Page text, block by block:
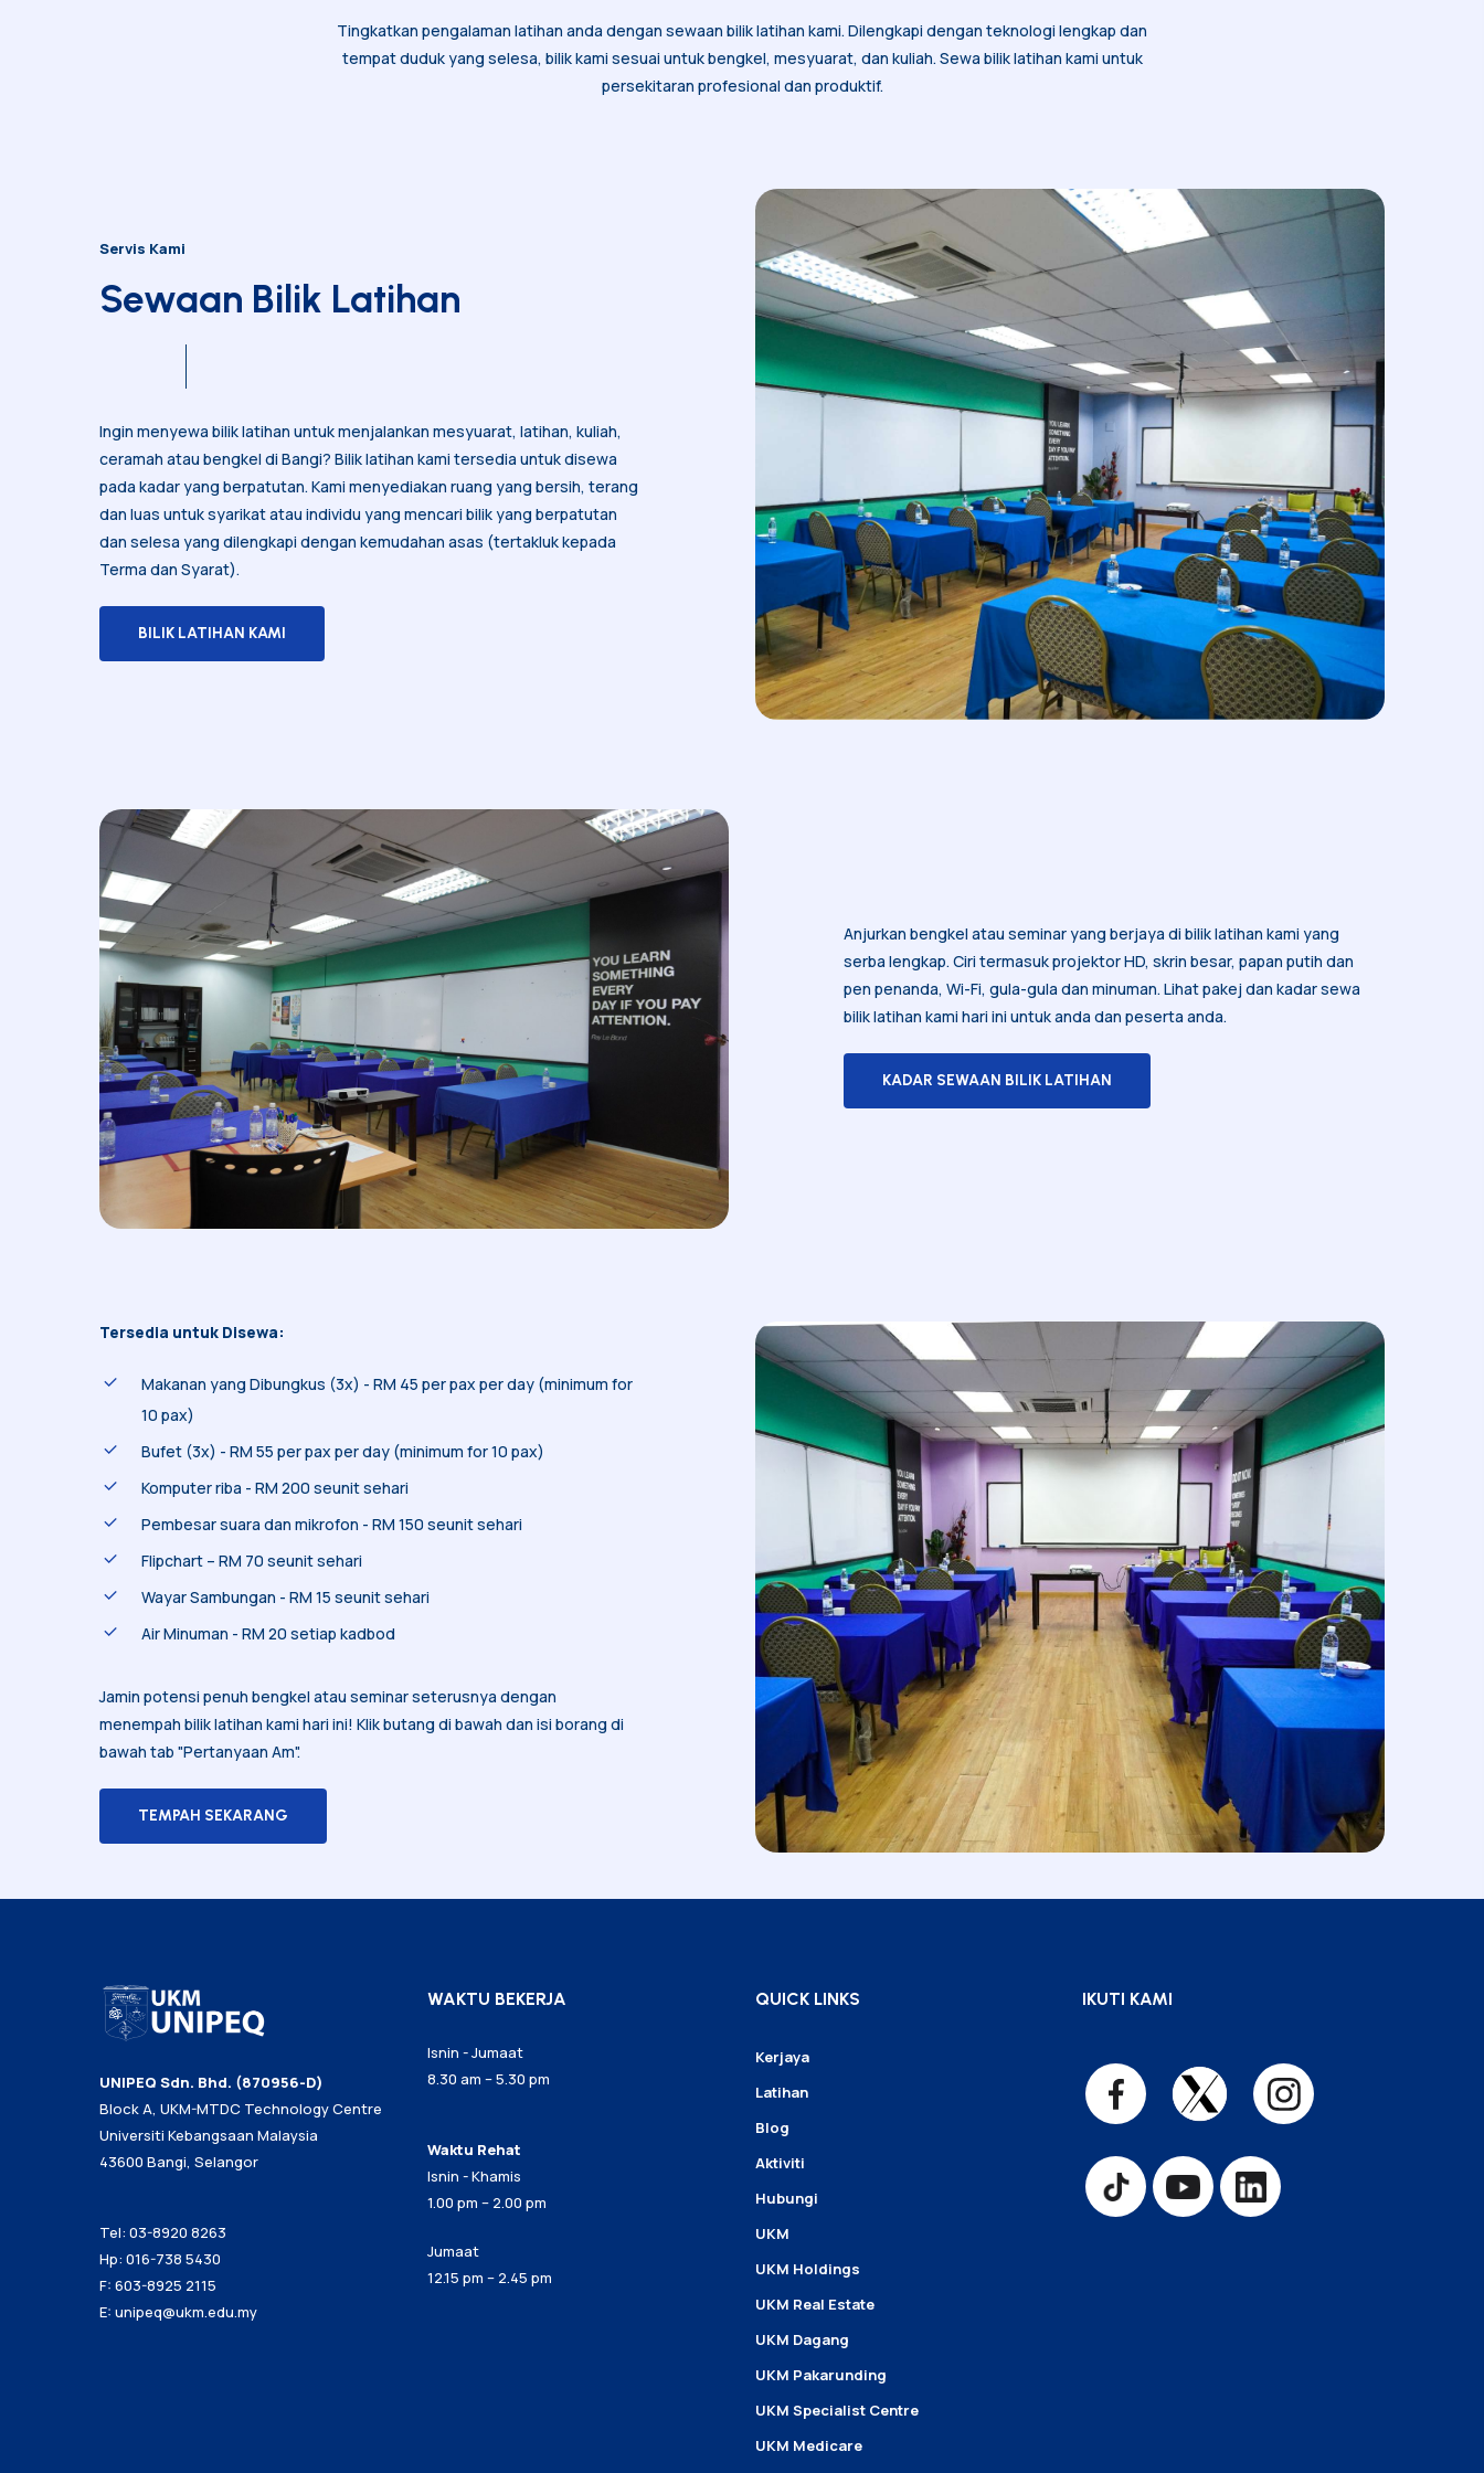
Sewaan Bilik Latihan
Tingkatkan pengalaman latihan anda dengan sewaan bilik latihan kami. Dilengkapi dengan teknologi lengkap dan
tempat duduk yang selesa, bilik kami sesuai untuk bengkel, mesyuarat, dan kuliah. Sewa bilik latihan kami untuk
persekitaran profesional dan produktif.
Servis Kami
Sewaan Bilik Latihan
Ingin menyewa bilik latihan untuk menjalankan mesyuarat, latihan, kuliah,
ceramah atau bengkel di Bangi? Bilik latihan kami tersedia untuk disewa
pada kadar yang berpatutan. Kami menyediakan ruang yang bersih, terang
dan luas untuk syarikat atau individu yang mencari bilik yang berpatutan
dan selesa yang dilengkapi dengan kemudahan asas (tertakluk kepada
Terma dan Syarat).
BILIK LATIHAN KAMI
Anjurkan bengkel atau seminar yang berjaya di bilik latihan kami yang
serba lengkap. Ciri termasuk projektor HD, skrin besar, papan putih dan
pen penanda, Wi-Fi, gula-gula dan minuman. Lihat pakej dan kadar sewa
bilik latihan kami hari ini untuk anda dan peserta anda.
KADAR SEWAAN BILIK LATIHAN
Tersedia untuk Disewa:
Makanan yang Dibungkus (3x) -RM 45 per pax per day (minimum for
10 pax)
Bufet (3x) -RM 55 per pax per day (minimum for 10 pax)
Komputer riba -RM 200 seunit sehari
Pembesar suara dan mikrofon -RM 150 seunit sehari
Flipchart –RM 70 seunit sehari
Wayar Sambungan -RM 15 seunit sehari
Air Minuman -RM 20 setiap kadbod
Jamin potensi penuh bengkel atau seminar seterusnya dengan
menempah bilik latihan kami hari ini! Klik butang di bawah dan isi borang di
bawah tab "Pertanyaan Am".
TEMPAH SEKARANG
UNIPEQ Sdn. Bhd. (870956-D)
Block A, UKM-MTDC Technology Centre
Universiti Kebangsaan Malaysia
43600 Bangi, Selangor
Tel: 03-8920 8263
Hp: 016-738 5430
F: 603-8925 2115
E: unipeq@ukm.edu.my
WAKTU BEKERJA
Isnin - Jumaat
8.30 am – 5.30 pm
Waktu Rehat
Isnin - Khamis
1.00 pm – 2.00 pm
Jumaat
12.15 pm – 2.45 pm
QUICK LINKS
Kerjaya
Latihan
Blog
Aktiviti
Hubungi
UKM
UKM Holdings
UKM Real Estate
UKM Dagang
UKM Pakarunding
UKM Specialist Centre
UKM Medicare
IKUTI KAMI